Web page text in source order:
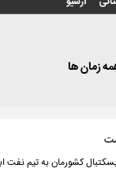
زمان ها
کشورمان به تیم نفت